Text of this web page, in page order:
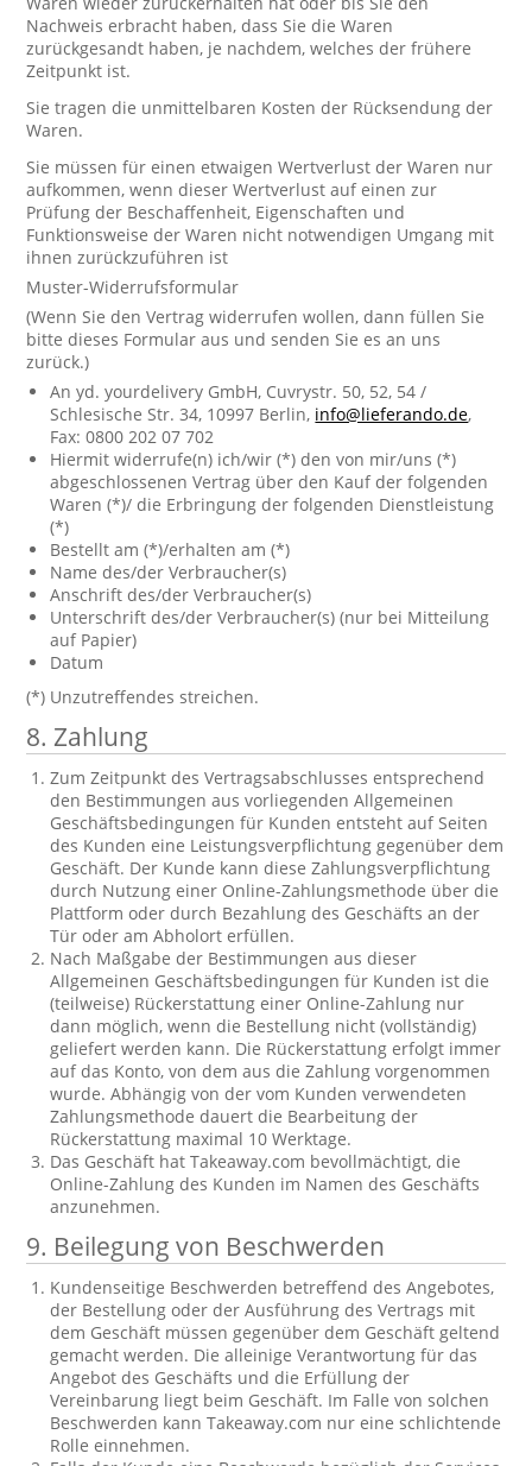
Nachweis erbracht haben, dass Sie die Waren
zurückgesandt haben, je nachdem, welches der frühere
Zeitpunkt ist.
Sie tragen die unmittelbaren Kosten der Rücksendung der
Waren.
Sie müssen für einen etwaigen Wertverlust der Waren nur
aufkommen, wenn dieser Wertverlust auf einen zur
Prüfung der Beschaffenheit, Eigenschaften und
Funktionsweise der Waren nicht notwendigen Umgang mit
ihnen zurückzuführen ist
Muster-Widerrufsformular
(Wenn Sie den Vertrag widerrufen wollen, dann füllen Sie
bitte dieses Formular aus und senden Sie es an uns
zurück.)
An yd. yourdelivery GmbH, Cuvrystr. 50, 52, 54 /
Schlesische Str. 34, 10997 Berlin, info@lieferando.de,
Fax: 0800 202 07 702
Hiermit widerrufe(n) ich/wir (*) den von mir/uns (*)
abgeschlossenen Vertrag über den Kauf der folgenden
Waren (*)/ die Erbringung der folgenden Dienstleistung
(*)
Bestellt am (*)/erhalten am (*)
Name des/der Verbraucher(s)
Anschrift des/der Verbraucher(s)
Unterschrift des/der Verbraucher(s) (nur bei Mitteilung
auf Papier)
Datum
(*) Unzutreffendes streichen.
8. Zahlung
Zum Zeitpunkt des Vertragsabschlusses entsprechend
den Bestimmungen aus vorliegenden Allgemeinen
Geschäftsbedingungen für Kunden entsteht auf Seiten
des Kunden eine Leistungsverpflichtung gegenüber dem
Geschäft. Der Kunde kann diese Zahlungsverpflichtung
durch Nutzung einer Online-Zahlungsmethode über die
Plattform oder durch Bezahlung des Geschäfts an der
Tür oder am Abholort erfüllen.
Nach Maßgabe der Bestimmungen aus dieser
Allgemeinen Geschäftsbedingungen für Kunden ist die
(teilweise) Rückerstattung einer Online-Zahlung nur
dann möglich, wenn die Bestellung nicht (vollständig)
geliefert werden kann. Die Rückerstattung erfolgt immer
auf das Konto, von dem aus die Zahlung vorgenommen
wurde. Abhängig von der vom Kunden verwendeten
Zahlungsmethode dauert die Bearbeitung der
Rückerstattung maximal 10 Werktage.
Das Geschäft hat Takeaway.com bevollmächtigt, die
Online-Zahlung des Kunden im Namen des Geschäfts
anzunehmen.
9. Beilegung von Beschwerden
Kundenseitige Beschwerden betreffend des Angebotes,
der Bestellung oder der Ausführung des Vertrags mit
dem Geschäft müssen gegenüber dem Geschäft geltend
gemacht werden. Die alleinige Verantwortung für das
Angebot des Geschäfts und die Erfüllung der
Vereinbarung liegt beim Geschäft. Im Falle von solchen
Beschwerden kann Takeaway.com nur eine schlichtende
Rolle einnehmen.